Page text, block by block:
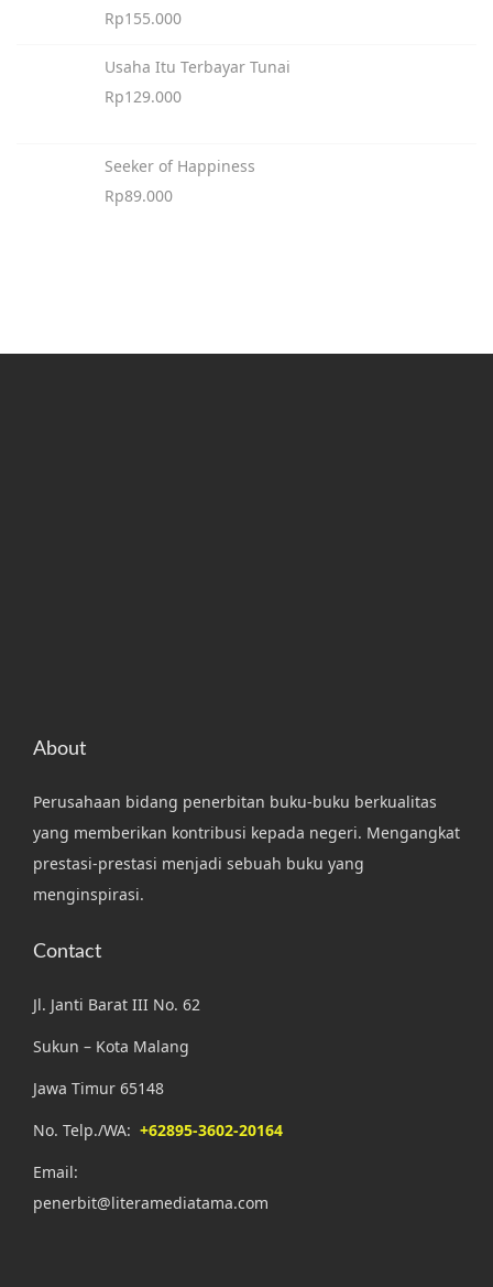
Rp155.000
Usaha Itu Terbayar Tunai
Rp129.000
Seeker of Happiness
Rp89.000
About
Perusahaan bidang penerbitan buku-buku berkualitas
yang memberikan kontribusi kepada negeri. Mengangkat
prestasi-prestasi menjadi sebuah buku yang
menginspirasi.
Contact
Jl. Janti Barat III No. 62
Sukun – Kota Malang
Jawa Timur 65148
No. Telp./WA: +62895-3602-20164
Email:
penerbit@literamediatama.com